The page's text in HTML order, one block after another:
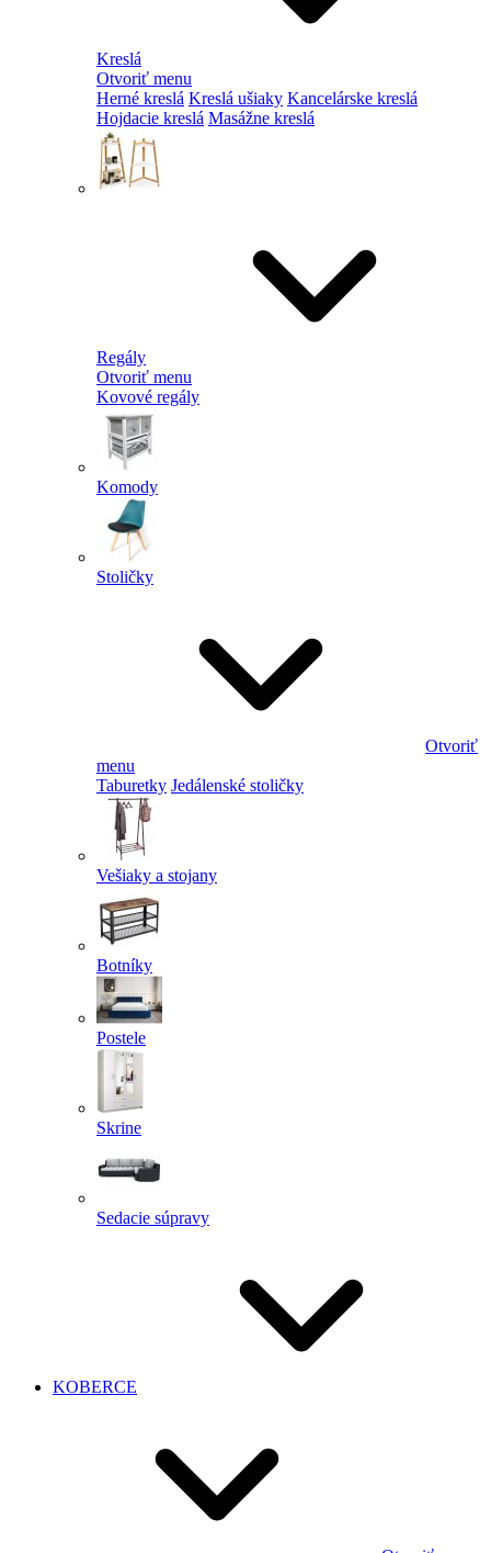
Kreslá
Otvoriť menu
Herné kreslá Kreslá ušiaky Kancelárske kreslá
Hojdacie kreslá Masážne kreslá
Regály
Otvoriť menu
Kovové regály
Komody
Stoličky
Otvoriť
menu
Taburetky Jedálenské stoličky
Vešiaky a stojany
Botníky
Postele
Skrine
Sedacie súpravy
KOBERCE